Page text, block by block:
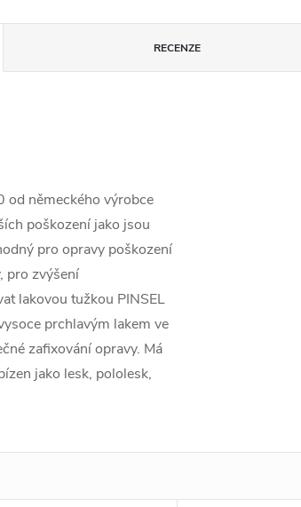
RECENZE
od německého výrobce
poškození jako jsou
pro opravy poškození
pro zvýšení
lakovou tužkou PINSEL
prchlavým lakem ve
zafixování opravy. Má
jako lesk, pololesk,